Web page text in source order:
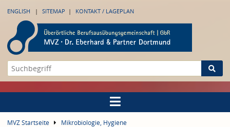
ENGLISH SITEMAP KONTAKT / LAGEPLAN
MVZ Startseite
Mikrobiologie, Hygiene